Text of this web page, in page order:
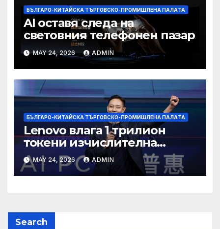
БЪЛГАРО-КИТАЙСКА ТЪРГОВСКО-ПРОМИШЛЕНА ПАЛAТА
AI оставя следа на
световния телефонен пазар
MAY 24, 2026 ADMIN
БЪЛГАРО-КИТАЙСКА ТЪРГОВСКО-ПРОМИШЛЕНА ПАЛAТА
Lenovo влага 1 трилион
токени изчислителна
мощност в AI екосистемата
MAY 24, 2026 ADMIN
Search